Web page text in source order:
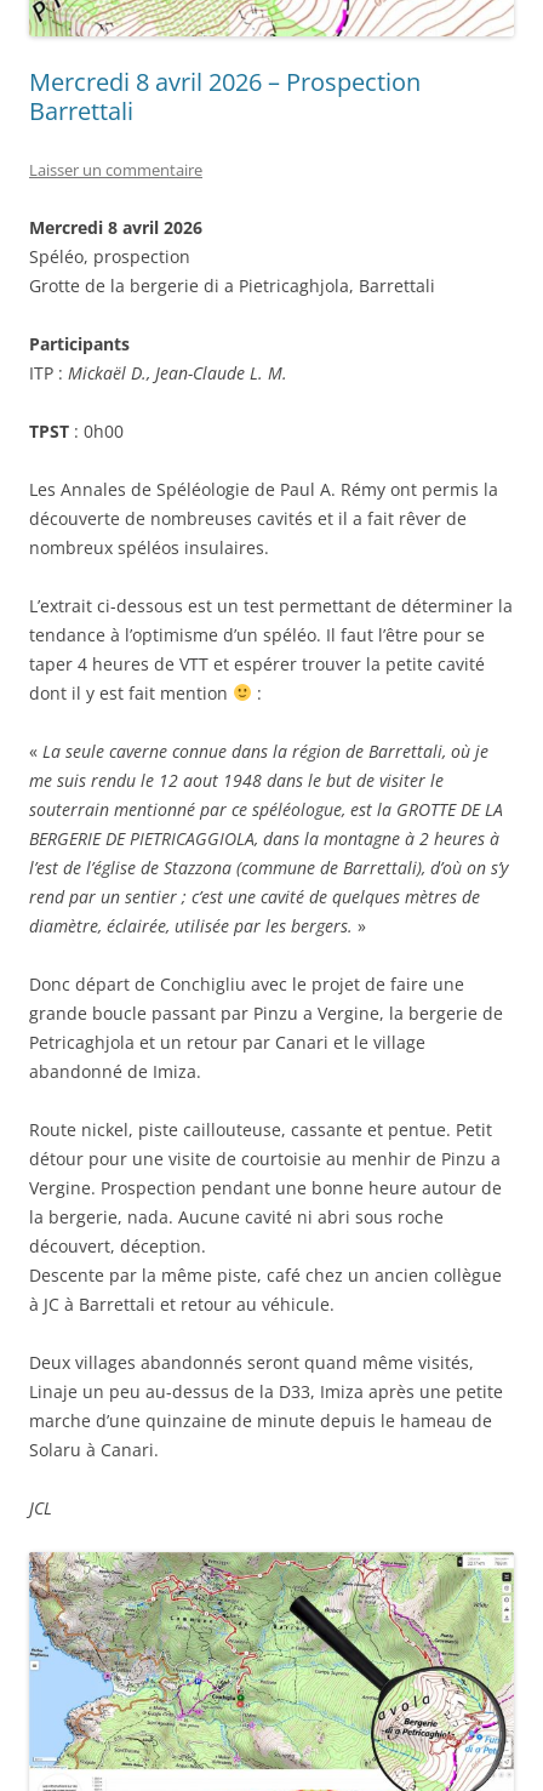
Mercredi 8 avril 2026 – Prospection
Barrettali
Laisser un commentaire
Mercredi 8 avril 2026
Spéléo, prospection
Grotte de la bergerie di a Pietricaghjola, Barrettali
Participants
ITP : Mickaël D., Jean-Claude L. M.
TPST : 0h00
Les Annales de Spéléologie de Paul A. Rémy ont permis la
découverte de nombreuses cavités et il a fait rêver de
nombreux spéléos insulaires.
L’extrait ci-dessous est un test permettant de déterminer la
tendance à l’optimisme d’un spéléo. Il faut l’être pour se
taper 4 heures de VTT et espérer trouver la petite cavité
dont il y est fait mention
:
« La seule caverne connue dans la région de Barrettali, où je
me suis rendu le 12 aout 1948 dans le but de visiter le
souterrain mentionné par ce spéléologue, est la GROTTE DE LA
BERGERIE DE PIETRICAGGIOLA, dans la montagne à 2 heures à
l’est de l’église de Stazzona (commune de Barrettali), d’où on s’y
rend par un sentier ; c’est une cavité de quelques mètres de
diamètre, éclairée, utilisée par les bergers. »
Donc départ de Conchigliu avec le projet de faire une
grande boucle passant par Pinzu a Vergine, la bergerie de
Petricaghjola et un retour par Canari et le village
abandonné de Imiza.
Route nickel, piste caillouteuse, cassante et pentue. Petit
détour pour une visite de courtoisie au menhir de Pinzu a
Vergine. Prospection pendant une bonne heure autour de
la bergerie, nada. Aucune cavité ni abri sous roche
découvert, déception.
Descente par la même piste, café chez un ancien collègue
à JC à Barrettali et retour au véhicule.
Deux villages abandonnés seront quand même visités,
Linaje un peu au-dessus de la D33, Imiza après une petite
marche d’une quinzaine de minute depuis le hameau de
Solaru à Canari.
JCL